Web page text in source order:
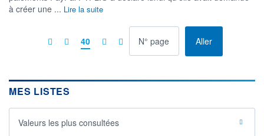
à créer une ... Lire la suite
40 Allerà la page
MES LISTES
Valeurs les plus consultées